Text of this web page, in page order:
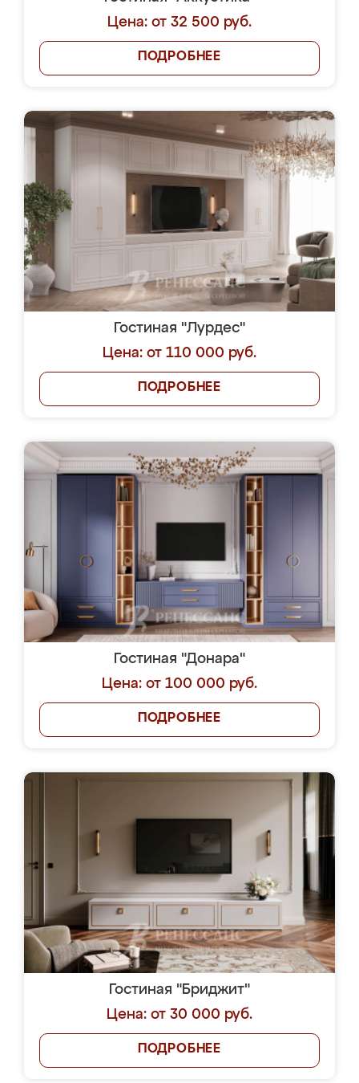
Цена: от 32 500 руб.
ПОДРОБНЕЕ
Гостиная "Лурдес"
Цена: от 110 000 руб.
ПОДРОБНЕЕ
Гостиная "Донара"
Цена: от 100 000 руб.
ПОДРОБНЕЕ
Гостиная "Бриджит"
Цена: от 30 000 руб.
ПОДРОБНЕЕ